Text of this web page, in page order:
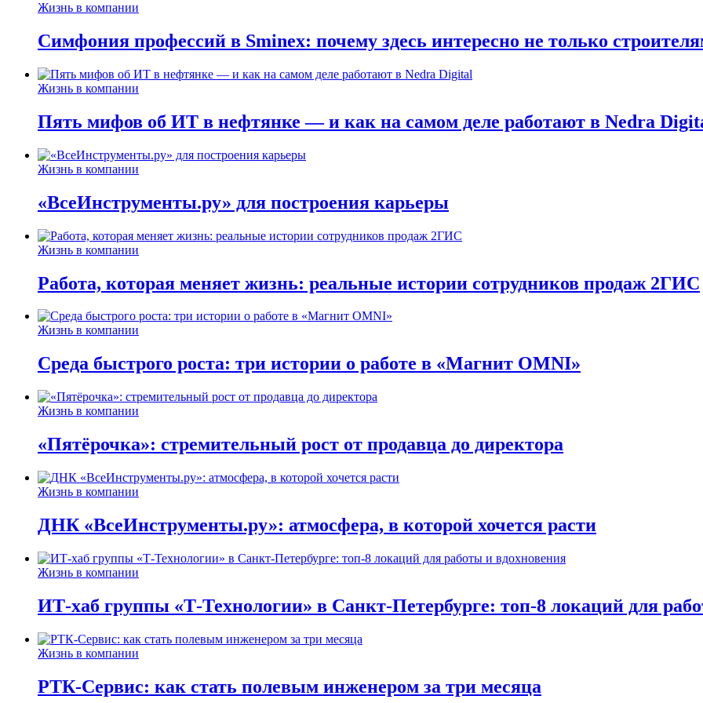
Жизнь в компании
Симфония профессий в Sminex: почему здесь интересно не только
Жизнь в компании
Пять мифов об ИТ в нефтянке — и как на самом деле работают в Nedra
Жизнь в компании
«ВсеИнструменты.ру» для построения карьеры
Жизнь в компании
Работа, которая меняет жизнь: реальные истории сотрудников продаж 2ГИС
Жизнь в компании
Среда быстрого роста: три истории о работе в «Магнит OMNI»
Жизнь в компании
«Пятёрочка»: стремительный рост от продавца до директора
Жизнь в компании
ДНК «ВсеИнструменты.ру»: атмосфера, в которой хочется расти
Жизнь в компании
ИТ-хаб группы «Т-Технологии» в Санкт-Петербурге: топ-8 локаций для
Жизнь в компании
РТК-Сервис: как стать полевым инженером за три месяца